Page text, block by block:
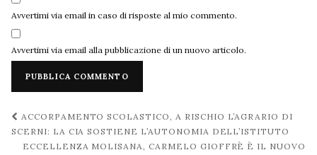
Avvertimi via email in caso di risposte al mio commento.
Avvertimi via email alla pubblicazione di un nuovo articolo.
Navigazione
post
ACCORPAMENTO SCOLASTICO, A RISCHIO L’AGRARIO DI
SCERNI: LA CIA SOSTIENE L’AUTONOMIA DELL’ISTITUTO
ECCELLENZA MOLISANA, CARMELO GIOFFRÈ È IL NUOVO